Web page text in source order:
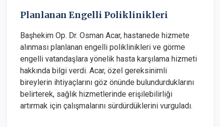
Planlanan Engelli Poliklinikleri
Başhekim Op. Dr. Osman Acar, hastanede hizmete
alınması planlanan engelli poliklinikleri ve görme
engelli vatandaşlara yönelik hasta karşılama hizmeti
hakkında bilgi verdi. Acar, özel gereksinimli
bireylerin ihtiyaçlarını göz önünde bulundurduklarını
belirterek, sağlık hizmetlerinde erişilebilirliği
artırmak için çalışmalarını sürdürdüklerini vurguladı.